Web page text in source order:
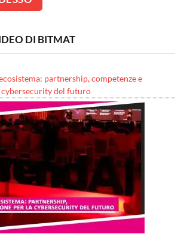
DI BITMAT
partnership, competenze e
cybersecurity del futuro